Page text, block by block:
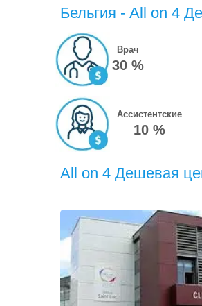
Бельгия - All on 4
Врач
30 %
Ассистентские
10 %
All on 4 Дешевая